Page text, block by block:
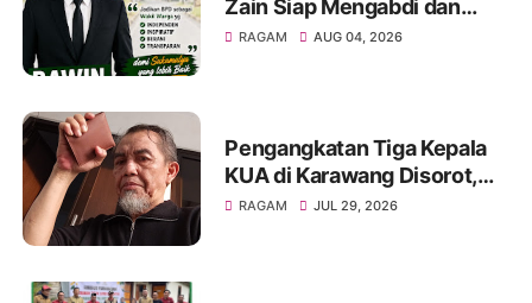
Zain Siap Mengabdi dan
Perjuangkan Aspirasi Warga
RAGAM AUG 04, 2026
Pengangkatan Tiga Kepala
KUA di Karawang Disorot,
KMG Singgung Dugaan Jual
RAGAM JUL 29, 2026